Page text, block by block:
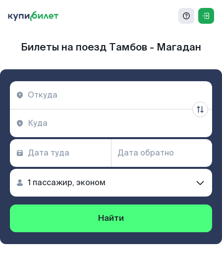
Билеты на поезд Тамбов - Магадан
Найти